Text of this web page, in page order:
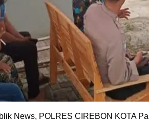
News, POLRES CIREBON KOTA